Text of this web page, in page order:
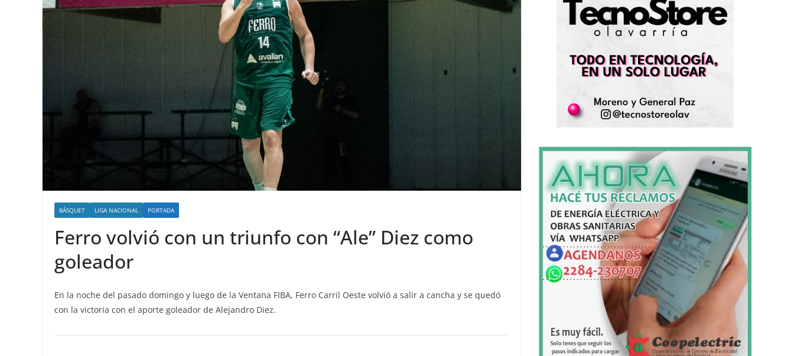
BÁSQUET LIGA NACIONAL PORTADA
Ferro volvió con un triunfo con “Ale” Diez como
goleador
En la noche del pasado domingo y luego de la Ventana FIBA, Ferro Carril Oeste volvió a salir a cancha y se quedó
con la victoria con el aporte goleador de Alejandro Diez.